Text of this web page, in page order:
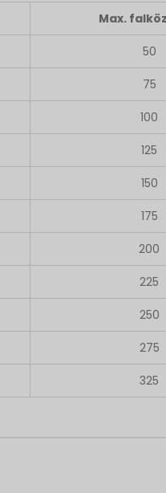
Max.
50
75
100
125
150
175
200
225
250
275
325